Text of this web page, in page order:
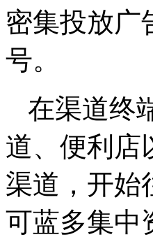
密集投放广
号。
在渠道终
道、便利店
渠道，开始
可蓝多集中